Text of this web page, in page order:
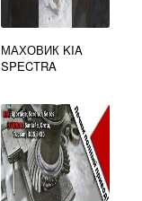
МАХОВИК KIA
SPECTRA